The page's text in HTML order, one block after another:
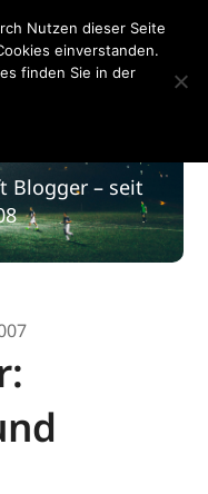
Blogger – seit
Nutzen dieser Seite
einverstanden.
finden Sie in der